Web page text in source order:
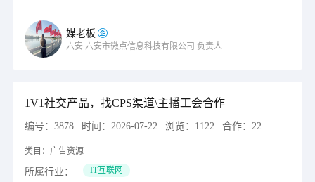
媒老板
六安 六安市微点信息科技有限公司 负责人
1V1社交产品，找CPS渠道\主播工会合作
编号： 3878 时间： 2026-07-22 浏览： 1122 合作： 22
类目： 广告资源
所属行业： IT互联网